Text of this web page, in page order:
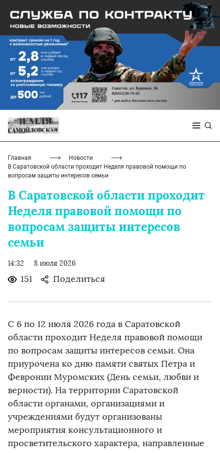
Главная
Новости
В Саратовской области проходит Неделя правовой помощи по
вопросам защиты интересов семьи
В Саратовской области проходит
Неделя правовой помощи по
вопросам защиты интересов
семьи
14:32 8 июля 2026
151 Поделиться
С 6 по 12 июля 2026 года в Саратовской
области проходит Неделя правовой помощи
по вопросам защиты интересов семьи. Она
приурочена ко дню памяти святых Петра и
Февронии Муромских (День семьи, любви и
верности). На территории Саратовской
области органами, организациями и
учреждениями будут организованы
мероприятия консультационного и
просветительского характера, направленные